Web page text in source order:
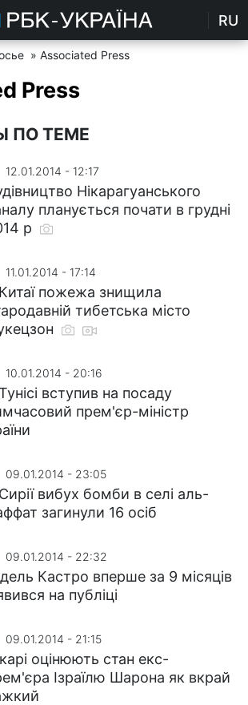
RU
» Associated Press
Press
ПО ТЕМЕ
12.01.2014 - 12:17
Нікарагуанського
планується почати в грудні
р
11.01.2014 - 17:14
пожежа знищила
тибетська місто
10.01.2014 - 20:16
вступив на посаду
прем'єр-міністр
09.01.2014 - 23:05
вибух бомби в селі аль-
загинули 16 осіб
09.01.2014 - 22:32
Кастро вперше за 9 місяців
на публіці
09.01.2014 - 21:15
оцінюють стан екс-
Ізраїлю Шарона як вкрай